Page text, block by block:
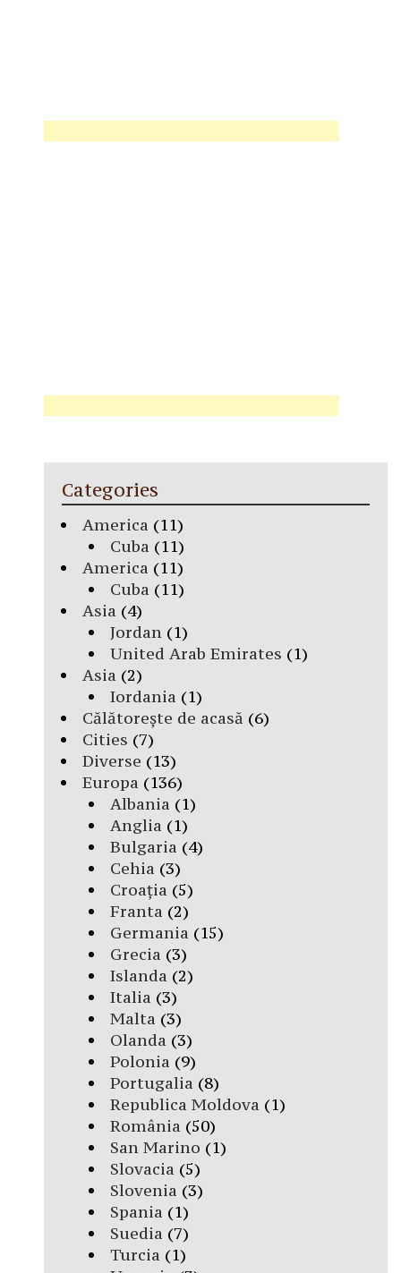
Categories
America (11)
Cuba (11)
America (11)
Cuba (11)
Asia (4)
Jordan(1)
United Arab Emirates (1)
Asia (2)
Iordania (1)
Călătorește de acasă (6)
Cities (7)
Diverse (13)
Europa (136)
Albania (1)
Anglia (1)
Bulgaria (4)
Cehia (3)
Croația (5)
Franta (2)
Germania (15)
Grecia (3)
Islanda (2)
Italia (3)
Malta (3)
Olanda (3)
Polonia (9)
Portugalia (8)
Republica Moldova (1)
România (50)
San Marino (1)
Slovacia (5)
Slovenia (3)
Spania (1)
Suedia (7)
Turcia (1)